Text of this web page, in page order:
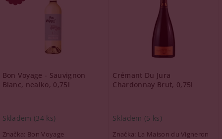
Bon Voyage - Sauvignon
Blanc, nealko, 0,75l
Skladem (34 ks)
Značka: Bon Voyage
Crémant Du Jura
Chardonnay Brut, 0,75l
Skladem (5 ks)
Značka: La Maison du Vigneron